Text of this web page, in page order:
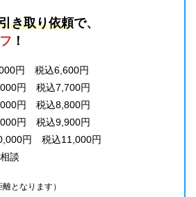
き取り依頼で、
！
円 税込6,600円
円 税込7,700円
円 税込8,800円
円 税込9,900円
円 税込11,000円
談
となります）